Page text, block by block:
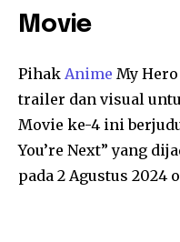
Movie
Pihak Anime My
trailer dan visual
Movie ke-4 ini
You’re Next” yang
pada 2 Agustus 2024